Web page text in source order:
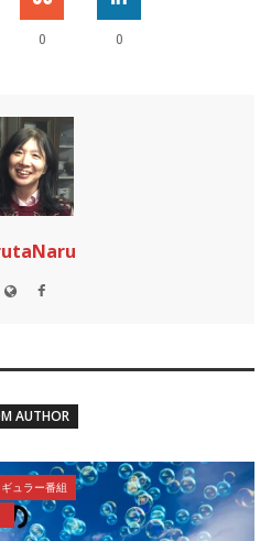
0 0
AUTHOR
ュラー番組